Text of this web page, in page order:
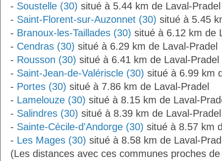
- Soustelle (30) situé à 5.44 km de Laval-Pradel
- Saint-Florent-sur-Auzonnet (30) situé à 5.45
- Branoux-les-Taillades (30) situé à 6.12 km de
- Cendras (30) situé à 6.29 km de Laval-Pradel
- Rousson (30) situé à 6.41 km de Laval-Pradel
- Saint-Jean-de-Valériscle (30) situé à 6.99 km
- Portes (30) situé à 7.86 km de Laval-Pradel
- Lamelouze (30) situé à 8.15 km de Laval-
- Salindres (30) situé à 8.39 km de Laval-Pradel
- Sainte-Cécile-d'Andorge (30) situé à 8.57 km
- Les Mages (30) situé à 8.58 km de Laval-
(Les distances avec ces communes proches